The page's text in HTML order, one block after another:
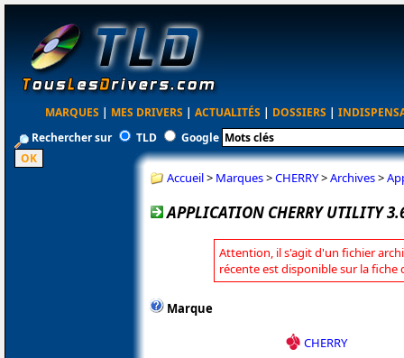
MARQUES | MES DRIVERS | ACTUALITÉS | DOSSIERS |
Rechercher sur
TLD Google
Accueil> Marques>CHERRY>Archives>
APPLICATION CHERRY UTILITY
Attention, il s'agit d'un fichier
récente est disponible sur la fiche
Marque
CHERRY